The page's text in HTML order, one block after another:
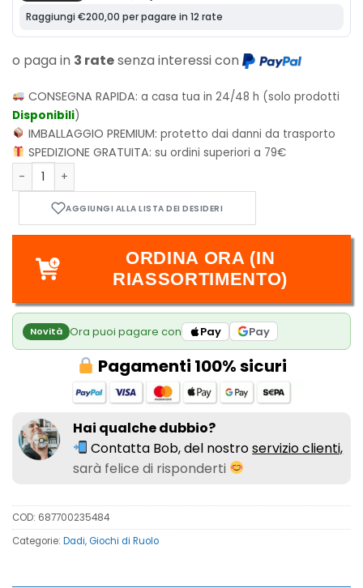
o paga in 3 ratesenza interessi con
CONSEGNA RAPIDA:a casa tua in 24/48 h (solo prodotti
Disponibili)
IMBALLAGGIO PREMIUM:protetto dai danni da trasporto
SPEDIZIONE GRATUITA:su ordini superiori a 79€
Set 7 FanRoll Premium Metal Dice Set Dragon Scale Gold
ORDINA ORA (IN
RIASSORTIMENTO)
Novità Ora puoi pagare con Pay Pay
Pagamenti 100% sicuri
Hai qualche dubbio?
Contatta Bob, del nostroservizio clienti,
sarà felice di risponderti
COD: 687700235484
Categorie: Dadi, Giochi di Ruolo